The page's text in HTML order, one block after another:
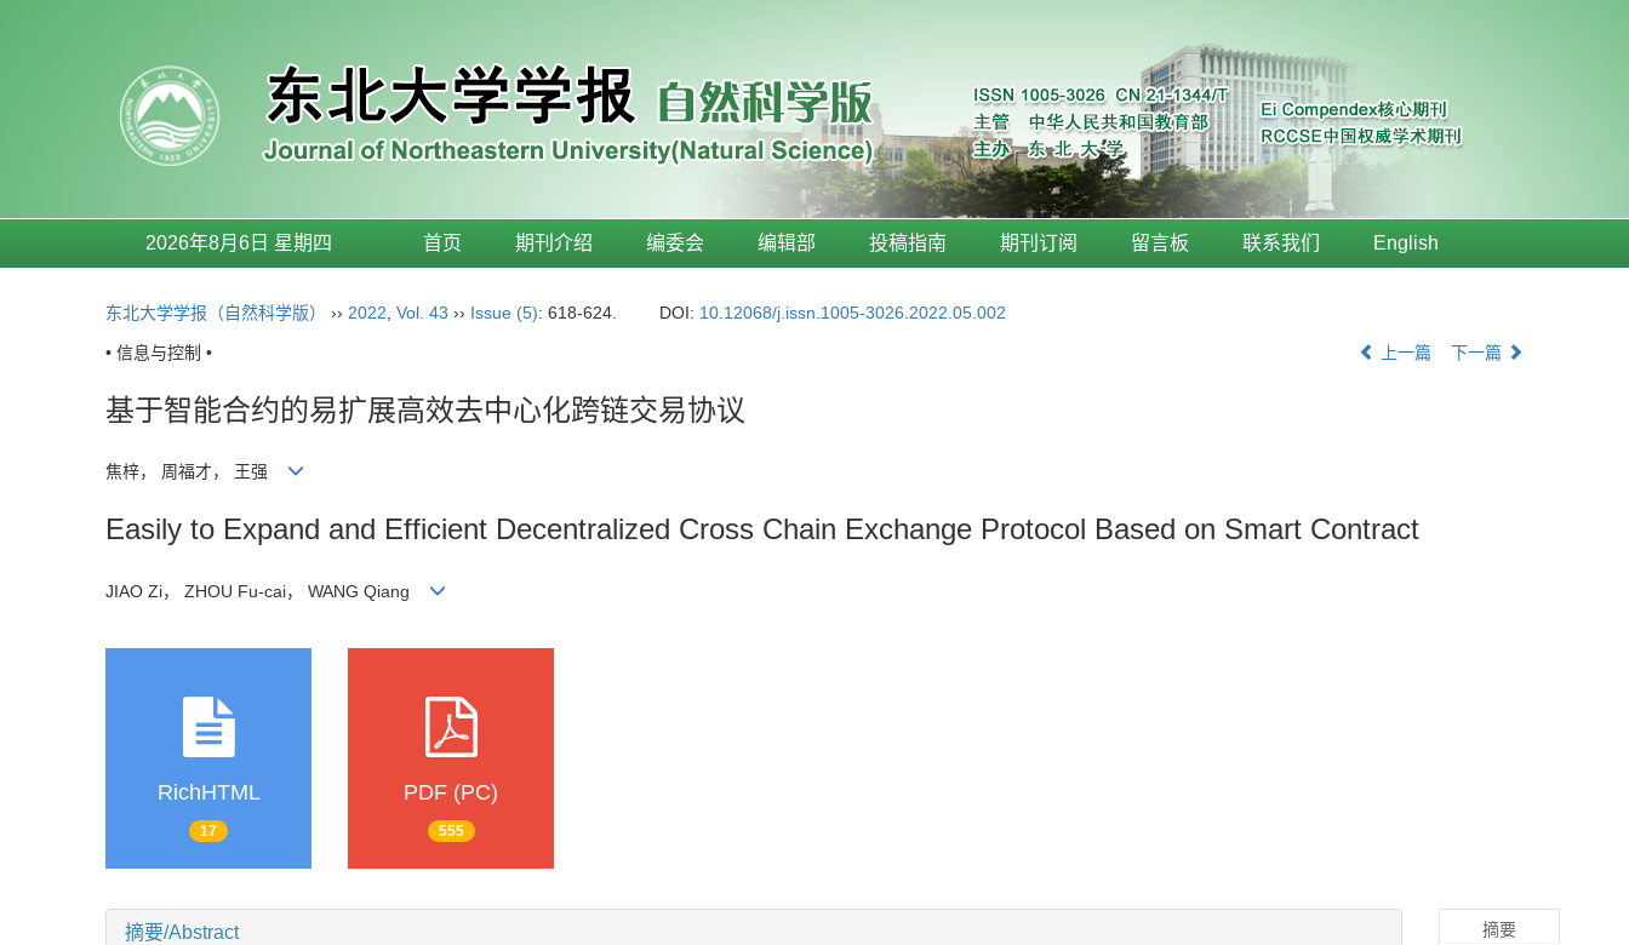
2026年8月6日 星期四 首页 期刊介绍 编委会 编辑部 投稿指南 期刊订阅 留言板 联系我们 English
东北大学学报（自然科学版） ›› 2022 Vol. 43 ›› Issue (5): 618-624. DOI: 10.12068/j.issn.1005-3026.2022.05.002
• 信息与控制 • 上一篇 下一篇
基于智能合约的易扩展高效去中心化跨链交易协议
焦梓， 周福才， 王强
Easily to Expand and Efficient Decentralized Cross Chain Exchange Protocol Based on Smart Contract
JIAO Zi， ZHOU Fu-cai， WANG Qiang
RichHTML
17
PDF (PC)
555
摘要/Abstract 摘要